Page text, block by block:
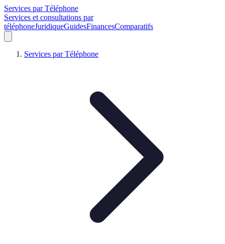
Services par Téléphone
Services et consultations par
téléphoneJuridiqueGuidesFinancesComparatifs
Services par Téléphone